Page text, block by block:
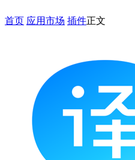
首页 应用市场 插件正文